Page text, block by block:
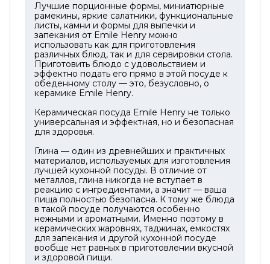
Лучшие порционные формы, миниатюрные
рамекины, яркие салатники, функциональные
листы, камни и формы для выпечки и
запекания от Emile Henry можно
использовать как для приготовления
различных блюд, так и для сервировки стола.
Приготовить блюдо с удовольствием и
эффектно подать его прямо в этой посуде к
обеденному столу — это, безусловно, о
керамике Emile Henry.
Керамическая посуда Emile Henry не только
универсальная и эффектная, но и безопасная
для здоровья.
Глина — один из древнейших и практичных
материалов, используемых для изготовления
лучшей кухонной посуды. В отличие от
металлов, глина никогда не вступает в
реакцию с ингредиентами, а значит — ваша
пища полностью безопасна. К тому же блюда
в такой посуде получаются особенно
нежными и ароматными. Именно поэтому в
керамических жаровнях, таджинах, емкостях
для запекания и другой кухонной посуде
вообще нет равных в приготовлении вкусной
и здоровой пищи.